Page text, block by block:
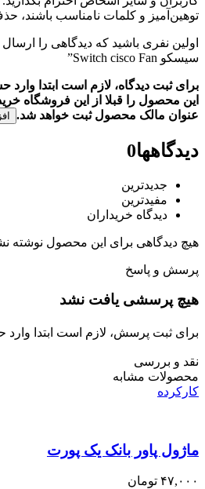
توهین‌آمیز و کلمات نامناسب باشند،
اولین نفری باشید که دیدگاهی را
سیسکو Switch cisco Fan”
برای ثبت دیدگاه، لازم است ابتدا
این محصول را قبلا از این فروشگاه
عنوان مالک محصول ثبت خواهد شد.
دیدگاهها0
جدیدترین
مفیدترین
دیدگاه خریداران
هیچ دیدگاهی برای این محصول نوشته
پرسش و پاسخ
هیچ پرسشی یافت نشد
برای ثبت پرسش، لازم است ابتدا
نقد و بررسی
محصولات مشابه
کارکرده
ماژول پاور بانک یک پورت
۴۷,۰۰۰ تومان